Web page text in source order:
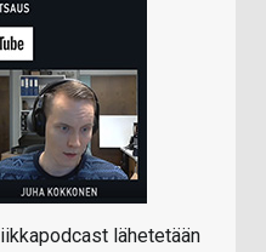
lähetetään